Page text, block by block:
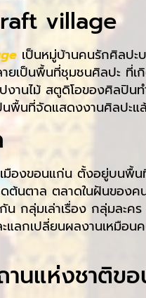
village
เป็นหมู่บ้านคนรักศิลปะ
เป็นพื้นที่ชุมชนศิลปะ ที่เกิ
งานไม้ สตูดิโอของศิลปิน
ป็นพื้นที่จัดแสดงงานศิลป
มืองขอนแก่น ตั้งอยู่บนพื้น
ต้นตาล ตลาดในฝันของ
น กลุ่มเล่าเรื่อง กลุ่มล
ลกเปลี่ยนผลงานเหมือ
นแห่งชาติข